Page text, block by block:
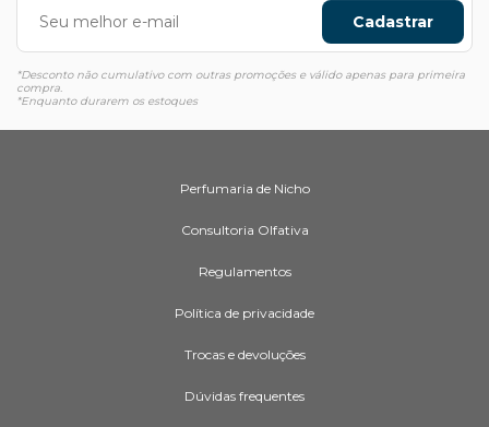
Cadastrar
*Desconto não cumulativo com outras promoções e válido apenas para primeira
compra.
*Enquanto durarem os estoques
Perfumaria de Nicho
Consultoria Olfativa
Regulamentos
Política de privacidade
Trocas e devoluções
Dúvidas frequentes